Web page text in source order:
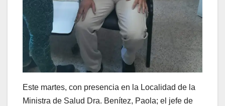
Este martes, con presencia en la Localidad de la
Ministra de Salud Dra. Benítez, Paola; el jefe de